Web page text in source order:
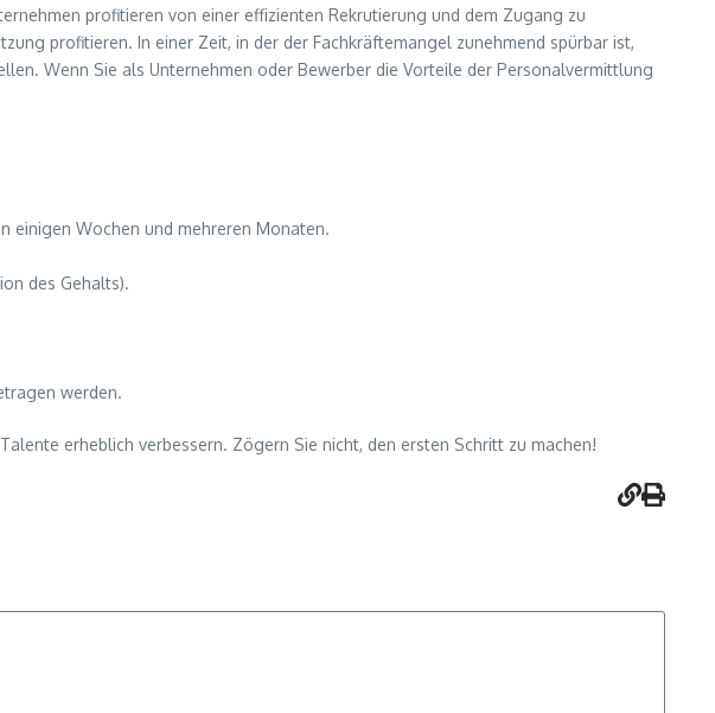
profitieren von einer effizienten Rekrutierung und dem Zugang zu
profitieren. In einer Zeit, in der der Fachkräftemangel zunehmend spürbar ist,
Wenn Sie als Unternehmen oder Bewerber die Vorteile der Personalvermittlung
einigen Wochen und mehreren Monaten.
des Gehalts).
werden.
erheblich verbessern. Zögern Sie nicht, den ersten Schritt zu machen!